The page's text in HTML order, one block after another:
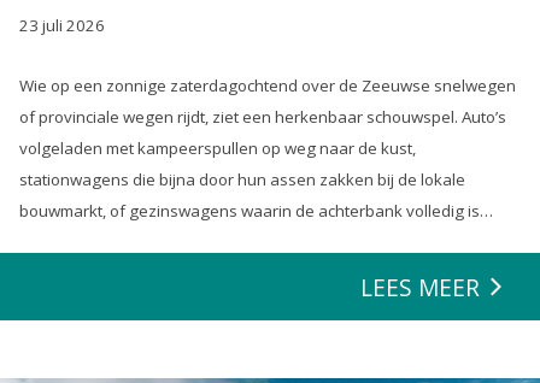
23 juli 2026
Wie op een zonnige zaterdagochtend over de Zeeuwse snelwegen
of provinciale wegen rijdt, ziet een herkenbaar schouwspel. Auto’s
volgeladen met kampeerspullen op weg naar de kust,
stationwagens die bijna door hun assen zakken bij de lokale
bouwmarkt, of gezinswagens waarin de achterbank volledig is
zeulen. We houden van onze auto’s en we verwachten dat ze alles
LEES MEER